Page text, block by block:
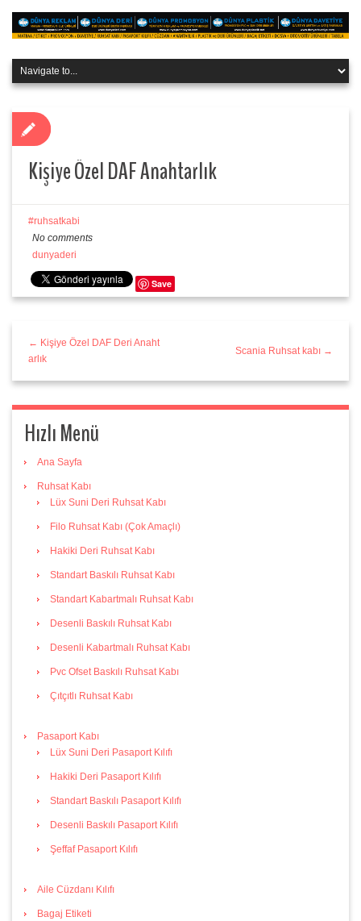
Kişiye Özel DAF Anahtarlık
ruhsatkabi
No comments
dunyaderi
Save
← Kişiye Özel DAF Deri Anaht
arlık
Scania Ruhsat kabı →
Hızlı Menü
Ana Sayfa
Ruhsat Kabı
Lüx Suni Deri Ruhsat Kabı
Filo Ruhsat Kabı (Çok Amaçlı)
Hakiki Deri Ruhsat Kabı
Standart Baskılı Ruhsat Kabı
Standart Kabartmalı Ruhsat Kabı
Desenli Baskılı Ruhsat Kabı
Desenli Kabartmalı Ruhsat Kabı
Pvc Ofset Baskılı Ruhsat Kabı
Çıtçıtlı Ruhsat Kabı
Pasaport Kabı
Lüx Suni Deri Pasaport Kılıfı
Hakiki Deri Pasaport Kılıfı
Standart Baskılı Pasaport Kılıfı
Desenli Baskılı Pasaport Kılıfı
Şeffaf Pasaport Kılıfı
Aile Cüzdanı Kılıfı
Bagaj Etiketi